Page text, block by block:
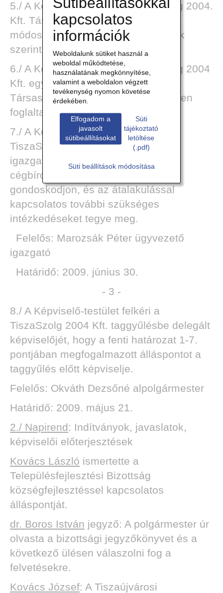
5./ A Képviselő-testület a TiszaSzolg 2004.
Kft. Társasági Szerződésének
módosítását a mellékletben foglaltak
szerint elfogadni javasolja.
6./ A Képviselő-testület a TiszaSzolg 2004
Kft. egységes szerkezetbe foglalt
Társasági Szerződését a mellékletben
foglaltak szerint elfogadni javasolja.
7./ A Képviselő-testület felkéri a
TiszaSzolg 2004 Kft. ügyvezető
igazgatóját, hogy a változások
cégbírósági bejegyeztetéséről
gondoskodjon, és az átalakulással
kapcsolatos további szükséges
intézkedéseket tegye meg.
Felelős: Marozsák Péter ügyvezető
igazgató
Határidő: 2009. június 30.
- 3 -
8./ A Képviselő-testület felkéri a
TiszaSzolg 2004 Kft. taggyűlésbe delegált
képviselőjét, hogy a fenti határozat 1-7.
pontjában megfogalmazott álláspontot a
taggyűlés előtt képviselje.
Felelős: Okváth Dezsőné alpolgármester
Határidő: 2009. május 21.
2./ Napirend: Indítványok, javaslatok,
képviselői előterjesztések
Kovács László ismertette a
Településfejlesztési Bizottság
községfejlesztéssel kapcsolatos
álláspontját.
dr. Boros István jegyző: A polgármester úr
olvasta a bizottsági jegyzőkönyvet és a
következő ülésen válaszolni fog a
felvetésekre.
Kovács József: A Tiszaújvárosi
kapcsolatos
információk
Weboldalunk sütiket használ a
weboldal működtetése,
használatának megkönnyítése,
valamint a weboldalon végzett
tevékenység nyomon követése
érdekében.
Elfogadom a
javasolt
sütibeállításokat
Süti
tájékoztató
letöltése
(.pdf)
Süti beállítások módosítása